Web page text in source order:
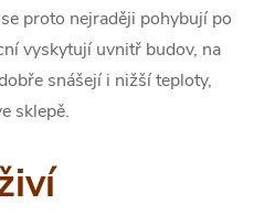
proto nejraději pohybují po
vyskytují uvnitř budov, na
snášejí i nižší teploty,
sklepě.